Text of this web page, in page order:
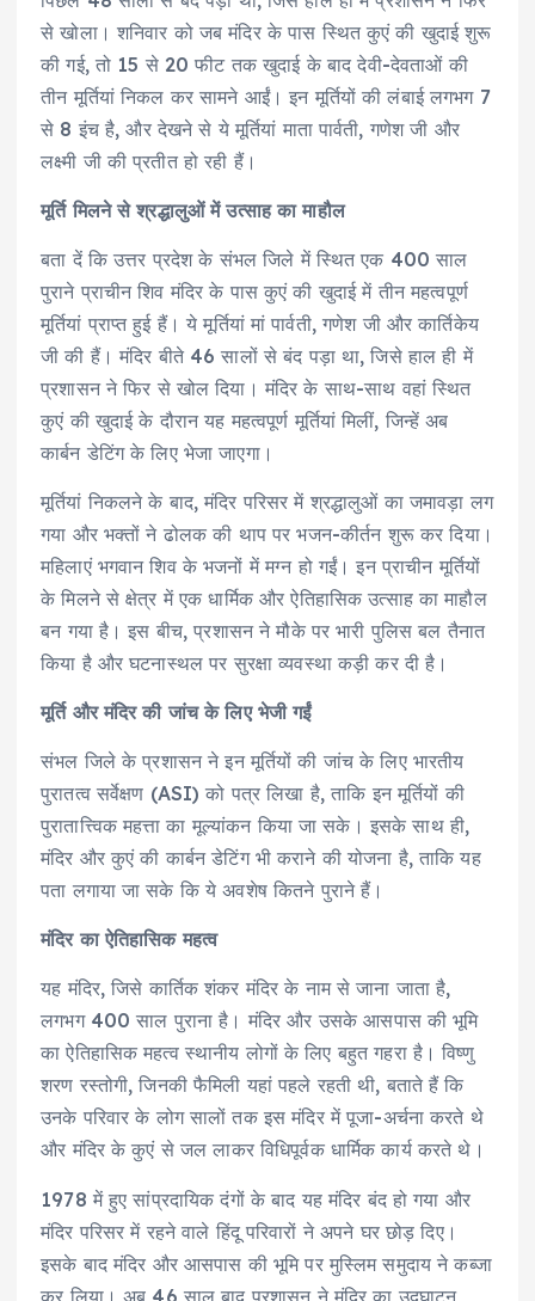
से खोला। शनिवार को जब मंदिर के पास स्थित कुएं की खुदाई शुरू
की गई, तो 15 से 20 फीट तक खुदाई के बाद देवी-देवताओं की
तीन मूर्तियां निकल कर सामने आईं। इन मूर्तियों की लंबाई लगभग 7
से 8 इंच है, और देखने से ये मूर्तियां माता पार्वती, गणेश जी और
लक्ष्मी जी की प्रतीत हो रही हैं।
मूर्ति मिलने से श्रद्धालुओं में उत्साह का माहौल
बता दें कि उत्तर प्रदेश के संभल जिले में स्थित एक 400 साल
पुराने प्राचीन शिव मंदिर के पास कुएं की खुदाई में तीन महत्वपूर्ण
मूर्तियां प्राप्त हुई हैं। ये मूर्तियां मां पार्वती, गणेश जी और कार्तिकेय
जी की हैं। मंदिर बीते 46 सालों से बंद पड़ा था, जिसे हाल ही में
प्रशासन ने फिर से खोल दिया। मंदिर के साथ-साथ वहां स्थित
कुएं की खुदाई के दौरान यह महत्वपूर्ण मूर्तियां मिलीं, जिन्हें अब
कार्बन डेटिंग के लिए भेजा जाएगा।
मूर्तियां निकलने के बाद, मंदिर परिसर में श्रद्धालुओं का जमावड़ा लग
गया और भक्तों ने ढोलक की थाप पर भजन-कीर्तन शुरू कर दिया।
महिलाएं भगवान शिव के भजनों में मग्न हो गईं। इन प्राचीन मूर्तियों
के मिलने से क्षेत्र में एक धार्मिक और ऐतिहासिक उत्साह का माहौल
बन गया है। इस बीच, प्रशासन ने मौके पर भारी पुलिस बल तैनात
किया है और घटनास्थल पर सुरक्षा व्यवस्था कड़ी कर दी है।
मूर्ति और मंदिर की जांच के लिए भेजी गईं
संभल जिले के प्रशासन ने इन मूर्तियों की जांच के लिए भारतीय
पुरातत्व सर्वेक्षण (ASI) को पत्र लिखा है, ताकि इन मूर्तियों की
पुरातात्त्विक महत्ता का मूल्यांकन किया जा सके। इसके साथ ही,
मंदिर और कुएं की कार्बन डेटिंग भी कराने की योजना है, ताकि यह
पता लगाया जा सके कि ये अवशेष कितने पुराने हैं।
मंदिर का ऐतिहासिक महत्व
यह मंदिर, जिसे कार्तिक शंकर मंदिर के नाम से जाना जाता है,
लगभग 400 साल पुराना है। मंदिर और उसके आसपास की भूमि
का ऐतिहासिक महत्व स्थानीय लोगों के लिए बहुत गहरा है। विष्णु
शरण रस्तोगी, जिनकी फैमिली यहां पहले रहती थी, बताते हैं कि
उनके परिवार के लोग सालों तक इस मंदिर में पूजा-अर्चना करते थे
और मंदिर के कुएं से जल लाकर विधिपूर्वक धार्मिक कार्य करते थे।
1978 में हुए सांप्रदायिक दंगों के बाद यह मंदिर बंद हो गया और
मंदिर परिसर में रहने वाले हिंदू परिवारों ने अपने घर छोड़ दिए।
इसके बाद मंदिर और आसपास की भूमि पर मुस्लिम समुदाय ने कब्जा
कर लिया। अब 46 साल बाद प्रशासन ने मंदिर का उद्घाटन